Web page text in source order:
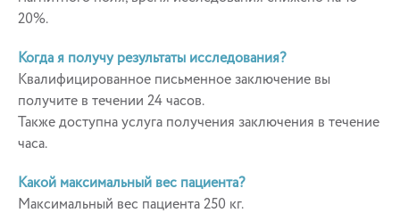
20%.
Когда я получу результаты исследования?
Квалифицированное письменное заключение вы
получите в течении 24 часов.
Также доступна услуга получения заключения в течение
часа.
Какой максимальный вес пациента?
Максимальный вес пациента 250 кг.